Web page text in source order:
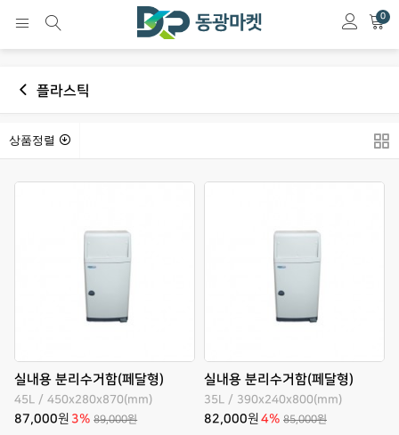
0
플라스틱
상품정렬
실내용 분리수거함(페달형)
45L / 450x280x870(mm)
87,000원 3% 89,000원
실내용 분리수거함(페달형)
35L / 390x240x800(mm)
82,000원 4% 85,000원